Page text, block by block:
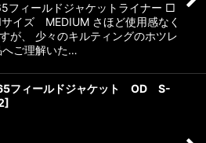
フィールドジャケットライナー □
イズ MEDIUM さほど使用感なく
が、 少々のキルティングのホツレ
へご理解いた…
フィールドジャケット OD S-
]